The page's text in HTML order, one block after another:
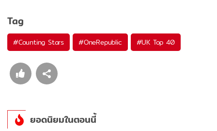
Tag
#Counting Stars #OneRepublic #UK Top 40
ยอดนิยมในตอนนี้